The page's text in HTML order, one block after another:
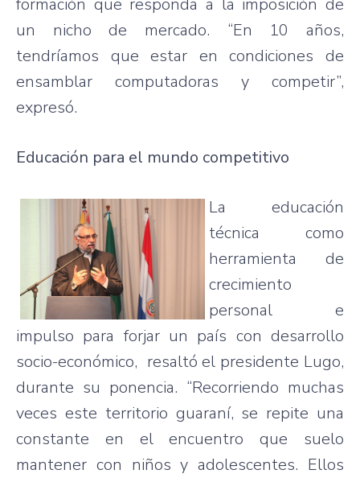
un nicho de mercado. “En 10 años,
tendríamos que estar en condiciones de
ensamblar computadoras y competir”,
expresó.
Educación para el mundo competitivo
La educación
técnica como
herramienta de
crecimiento
personal e
impulso para forjar un país con desarrollo
socio-económico, resaltó el presidente Lugo,
durante su ponencia. “Recorriendo muchas
veces este territorio guaraní, se repite una
constante en el encuentro que suelo
mantener con niños y adolescentes. Ellos